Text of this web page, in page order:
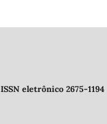
ISSN eletrônico 2675-1194